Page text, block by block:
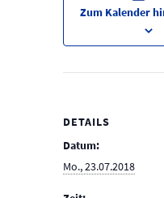
Zum Kalender
DETAILS
Datum:
Mo., 23.07.2018